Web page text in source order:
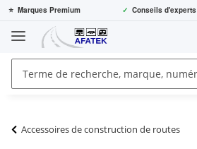
⭐ Marques Premium ✓ Conseils d'experts
Accessoires de construction de routes